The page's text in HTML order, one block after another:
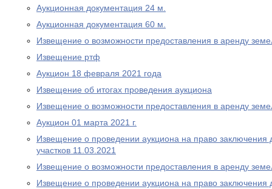
Аукционная документация 24 м.
Аукционная документация 60 м.
Извещение о возможности предоставления в аренду
Извещение ртф
Аукцион 18 февраля 2021 года
Извещение об итогах проведения аукциона
Извещение о возможности предоставления в аренду
Аукцион 01 марта 2021 г.
Извещение о проведении аукциона на право заключения
участков 11.03.2021
Извещение о возможности предоставления в аренду
Извещение о проведении аукциона на право заключения